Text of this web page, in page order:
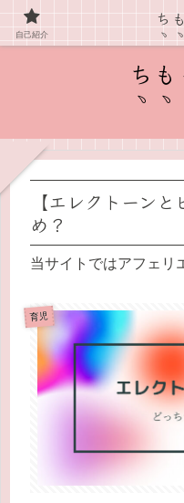
愛知県在住
ち
【エレクトーン
め？
当サイトではアフェリ
育児
自己紹介
ち